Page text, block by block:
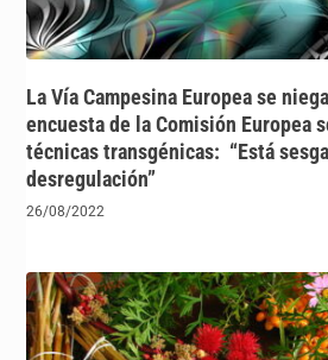
La Vía Campesina Europea se
encuesta de la Comisión Europea
técnicas transgénicas: “Está
desregulación”
26/08/2022